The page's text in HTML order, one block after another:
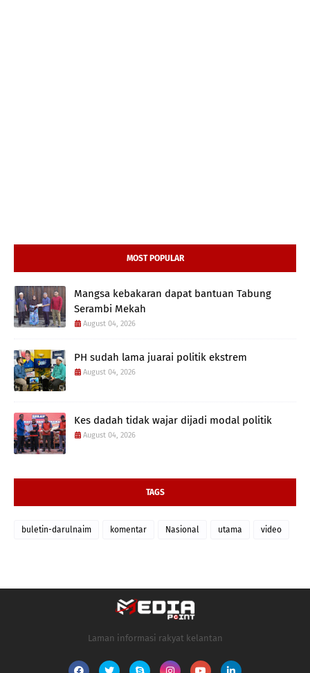
MOST POPULAR
Mangsa kebakaran dapat bantuan Tabung
Serambi Mekah
August 04, 2026
PH sudah lama juarai politik ekstrem
August 04, 2026
Kes dadah tidak wajar dijadi modal politik
August 04, 2026
TAGS
buletin-darulnaim komentar Nasional utama video
Laman informasi rakyat kelantan